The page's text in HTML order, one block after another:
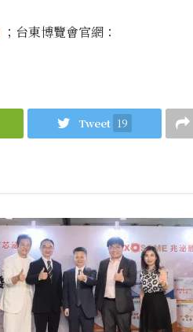
；台東博覽會官網：
Tweet 19